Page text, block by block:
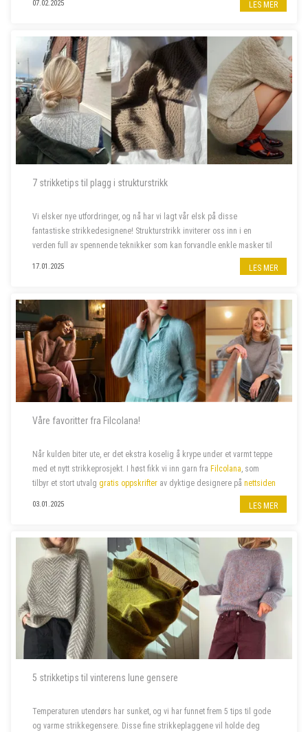
07.02.2025 LES MER
7 strikketips til plagg i strukturstrikk
Vi elsker nye utfordringer, og nå har vi lagt vår elsk på disse
fantastiske strikkedesignene! Strukturstrikk inviterer oss inn i en
verden full av spennende teknikker som kan forvandle enkle masker til
imponerende plagg. Dette er prosjektene som skal på våre pinner
17.01.2025 LES MER
Våre favoritter fra Filcolana!
Når kulden biter ute, er det ekstra koselig å krype under et varmt teppe
med et nytt strikkeprosjekt. I høst fikk vi inn garn fra Filcolana, som
tilbyr et stort utvalg gratis oppskrifter av dyktige designere på nettsiden
03.01.2025 LES MER
5 strikketips til vinterens lune gensere
Temperaturen utendørs har sunket, og vi har funnet frem 5 tips til gode
og varme strikkegensere. Disse fine strikkeplaggene vil holde deg